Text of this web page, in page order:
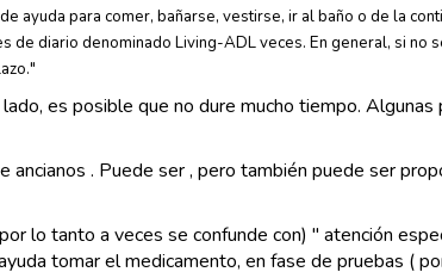
ayuda para comer, bañarse, vestirse, ir al baño o de la
de diario denominado Living-ADL veces. En general, si no
es posible que no dure mucho tiempo. Algunas
. Puede ser , pero también puede ser
lo tanto a veces se confunde con) " atención
tomar el medicamento, en fase de pruebas (